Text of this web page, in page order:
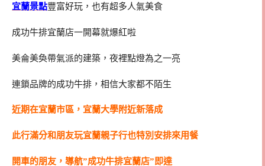
宜蘭景點豐富好玩，也有超多人氣美食
成功牛排宜蘭店一開幕就爆紅啦
美侖美奐帶氣派的建築，夜裡點燈為之一亮
連鎖品牌的成功牛排，相信大家都不陌生
近期在宜蘭市區，宜蘭大學附近新落成
此行滿分和朋友玩宜蘭親子行也特別安排來用餐
開車的朋友，導航”成功牛排宜蘭店”即達